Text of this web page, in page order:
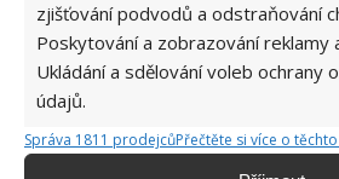
zjišťování podvodů a odstraňování
Poskytování a zobrazování reklamy
Ukládání a sdělování voleb ochrany
údajů.
Správa 1811 prodejcůPřečtěte si více o
Díky chytrému
9.8.2026